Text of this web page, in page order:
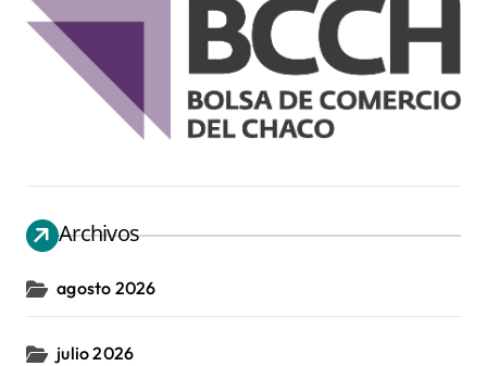
Archivos
agosto 2026
julio 2026